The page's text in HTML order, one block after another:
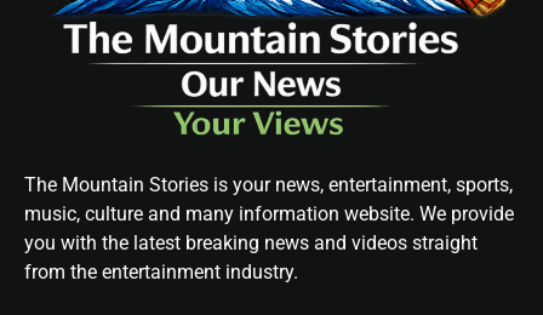
The Mountain Stories is your news, entertainment, sports,
music, culture and many information website. We provide
you with the latest breaking news and videos straight
from the entertainment industry.